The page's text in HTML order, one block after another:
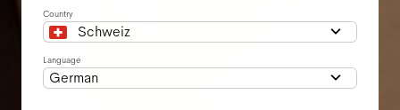
Country
Schweiz
Language
German